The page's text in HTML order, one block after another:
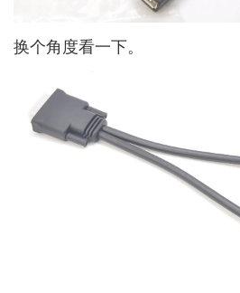
换个角度看一下。